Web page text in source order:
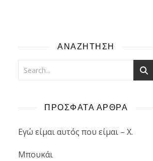
ΑΝΑΖΗΤΗΣΗ
ΠΡΟΣΦΑΤΑ ΑΡΘΡΑ
Εγώ είμαι αυτός που είμαι – Χ.
Μπουκάι